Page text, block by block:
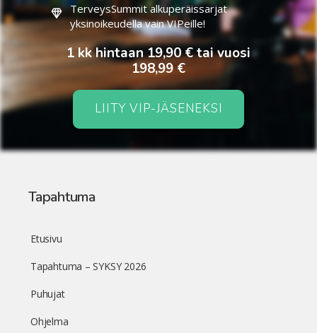
TerveysSummit alkuperäissarjat
yksinoikeudella vain VIPeille!
1 kk hintaan 19,90 € tai vuosi
198,99 €
LIITY VIP-JÄSENEKSI
Tapahtuma
Etusivu
Tapahtuma – SYKSY 2026
Puhujat
Ohjelma